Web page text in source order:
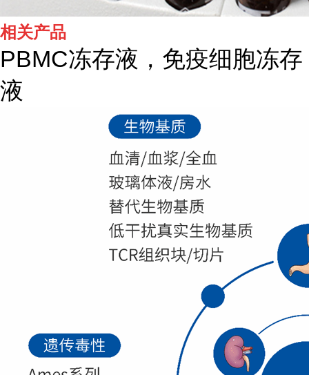
相关产品
PBMC冻存液，免疫细胞冻存
液